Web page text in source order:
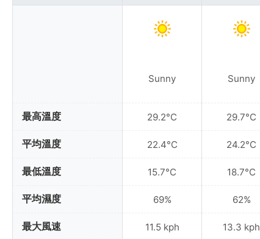
最高溫度
平均溫度
最低溫度
平均濕度
最大風速
Sunny
29.2°C
22.4°C
15.7°C
69%
11.5 kph
Sunny
29.7°C
24.2°C
18.7°C
62%
13.3 kph